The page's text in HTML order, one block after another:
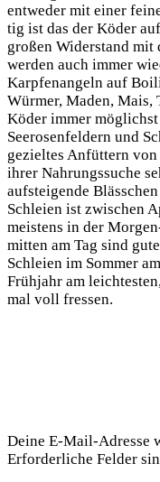
ent­we­der mit einer
tig ist das der Köder
gro­ßen Wider­stand mit
wer­den auch immer
Karp­fen­an­geln auf
Wür­mer, Maden, Mais,
Köder immer
See­ro­sen­fel­dern und
geziel­tes Anfüt­tern
ihrer Nah­rungs­su­che
auf­stei­gen­de
Schlei­en ist zwi­schen
meis­tens in der
mit­ten am Tag sind
Schlei­en im Som­mer
Früh­jahr am
mal voll fressen.
Deine E-Mail-Adresse
Erforderliche Felder